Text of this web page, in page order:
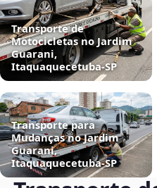
Transporte de
Motocicletas no Jardim
Guarani,
Itaquaquecetuba‑SP
Transporte para
Mudanças no Jardim
Guarani,
Itaquaquecetuba‑SP